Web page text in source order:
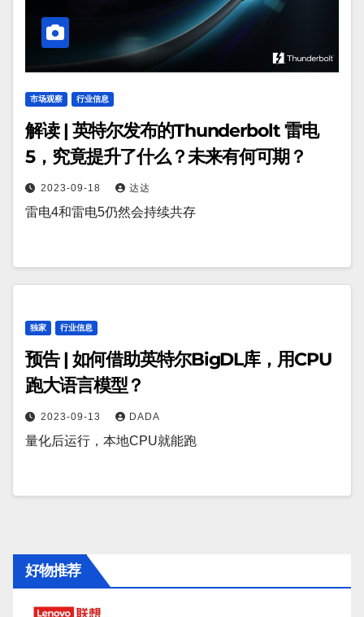
市场观察 行业信息
解读 | 英特尔发布的Thunderbolt 雷电
5，究竟提升了什么？未来有何可期？
2023-09-18 达达
雷电4和雷电5仍然会持续共存
独家 行业信息
预告 | 如何借助英特尔BigDL库，用CPU
跑大语言模型？
2023-09-13 DADA
量化后运行，本地CPU就能跑
好物推荐